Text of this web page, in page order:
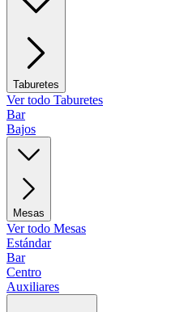
Taburetes
Ver todo Taburetes
Bar
Bajos
Mesas
Ver todo Mesas
Estándar
Bar
Centro
Auxiliares